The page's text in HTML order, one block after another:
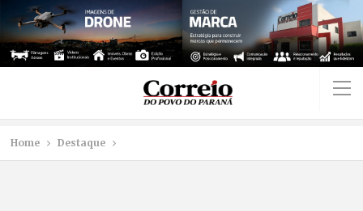
Home Destaque